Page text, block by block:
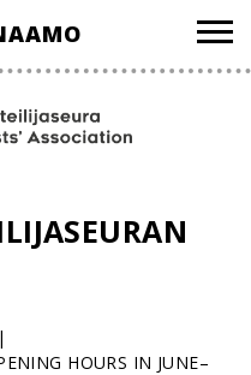
HOURS IN JUNE–